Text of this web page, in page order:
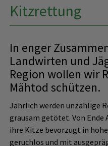
Kitzrettung
In enger
Landwirten und
Region wollen wir
Mähtod schützen.
Jährlich werden unzählige
grausam getötet. Von
ihre Kitze bevorzugt in
geruchlos und mit